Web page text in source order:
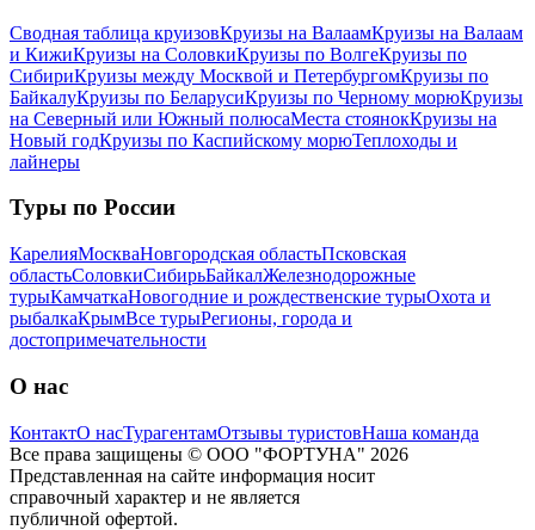
Сводная таблица круизовКруизы на ВалаамКруизы на Валаам
и КижиКруизы на СоловкиКруизы по ВолгеКруизы по
СибириКруизы между Москвой и ПетербургомКруизы по
БайкалуКруизы по БеларусиКруизы по Черному морюКруизы
на Северный или Южный полюсаМеста стоянокКруизы на
Новый годКруизы по Каспийскому морюТеплоходы и
лайнеры
Туры по России
КарелияМоскваНовгородская областьПсковская
областьСоловкиСибирьБайкалЖелезнодорожные
турыКамчаткаНовогодние и рождественские турыОхота и
рыбалкаКрымВсе турыРегионы, города и
достопримечательности
О нас
КонтактО насТурагентамОтзывы туристовНаша команда
Все права защищены © ООО "ФОРТУНА" 2026
Представленная на сайте информация носит
справочный характер и не является
публичной офертой.